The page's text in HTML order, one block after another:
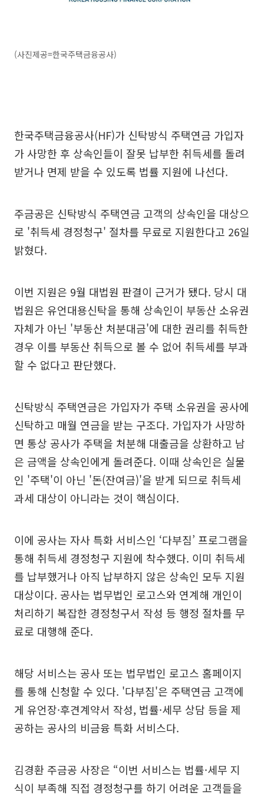
(사진제공=한국주택금융공사)
한국주택금융공사(HF)가 신탁방식 주택연금 가입자
가 사망한 후 상속인들이 잘못 납부한 취득세를 돌려
받거나 면제 받을 수 있도록 법률 지원에 나선다.
주금공은 신탁방식 주택연금 고객의 상속인을 대상으
로 '취득세 경정청구' 절차를 무료로 지원한다고 26일
밝혔다.
이번 지원은 9월 대법원 판결이 근거가 됐다. 당시 대
법원은 유언대용신탁을 통해 상속인이 부동산 소유권
자체가 아닌 '부동산 처분대금'에 대한 권리를 취득한
경우 이를 부동산 취득으로 볼 수 없어 취득세를 부과
할 수 없다고 판단했다.
신탁방식 주택연금은 가입자가 주택 소유권을 공사에
신탁하고 매월 연금을 받는 구조다. 가입자가 사망하
면 통상 공사가 주택을 처분해 대출금을 상환하고 남
은 금액을 상속인에게 돌려준다. 이때 상속인은 실물
인 '주택'이 아닌 '돈(잔여금)'을 받게 되므로 취득세
과세 대상이 아니라는 것이 핵심이다.
이에 공사는 자사 특화 서비스인 ‘다부짐’ 프로그램을
통해 취득세 경정청구 지원에 착수했다. 이미 취득세
를 납부했거나 아직 납부하지 않은 상속인 모두 지원
대상이다. 공사는 법무법인 로고스와 연계해 개인이
처리하기 복잡한 경정청구서 작성 등 행정 절차를 무
료로 대행해 준다.
해당 서비스는 공사 또는 법무법인 로고스 홈페이지
를 통해 신청할 수 있다. '다부짐'은 주택연금 고객에
게 유언장·후견계약서 작성, 법률·세무 상담 등을 제
공하는 공사의 비금융 특화 서비스다.
김경환 주금공 사장은 “이번 서비스는 법률·세무 지
식이 부족해 직접 경정청구를 하기 어려운 고객들을